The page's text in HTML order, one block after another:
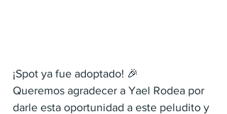
¡Spot ya fue adoptado! 🎉
Queremos agradecer a Yael Rodea por
darle esta oportunidad a este peludito y